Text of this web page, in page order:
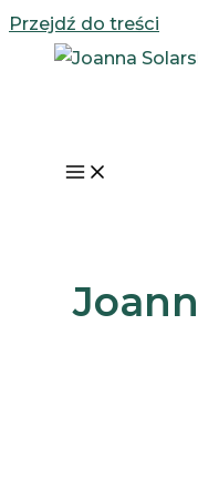
Przejdź do treści